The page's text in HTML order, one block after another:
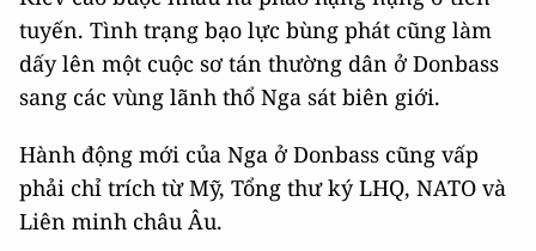
tuyến. Tình trạng bạo lực bùng phát cũng làm
dấy lên một cuộc sơ tán thường dân ở Donbass
sang các vùng lãnh thổ Nga sát biên giới.
Hành động mới của Nga ở Donbass cũng vấp
phải chỉ trích từ Mỹ, Tổng thư ký LHQ, NATO và
Liên minh châu Âu.